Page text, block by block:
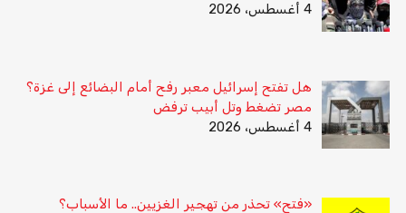
4 أغسطس، 2026
هل تفتح إسرائيل معبر رفح أمام البضائع إلى غزة؟
مصر تضغط وتل أبيب ترفض
4 أغسطس، 2026
«فتح» تحذر من تهجير الغزيين.. ما الأسباب؟